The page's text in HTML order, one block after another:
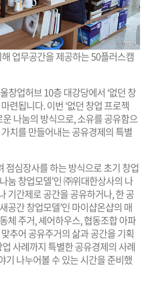
업무공간을 제공하는 50플러스캠
창업허브 10층 대강당에서 ‘없던 창
련됩니다. 이번 ‘없던 창업 프로젝
운 나눔의 방식으로, 소유를 공유함으
치를 만들어내는 공유경제의 특별
점심장사를 하는 방식으로 초기 창업
눔 창업모델’인 ㈜위대한상사의 나
기간제로 공간을 공유하거나, 한 공
공간 창업모델’인 마이샵온샵의 매
체 주거, 셰어하우스, 협동조합 아파
추어 공유주거의 삶과 공간을 기획
사례까지 특별한 공유경제의 사례
기 나누어볼 수 있는 시간을 준비했